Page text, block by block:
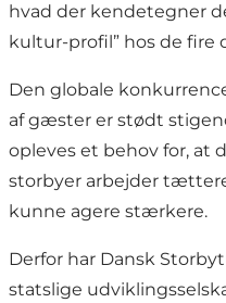
hvad der kendetegner
kultur-profil” hos de fire
Den globale
af gæster er stødt
opleves et behov for, at
storbyer arbejder
kunne agere stærkere.
Derfor har Dansk
statslige